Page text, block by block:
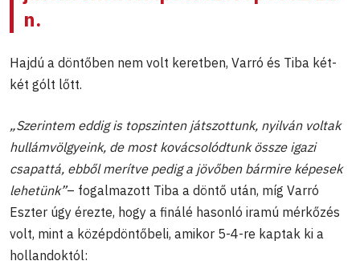
n.
Hajdú a döntőben nem volt keretben, Varró és Tiba két-
két gólt lőtt.
„Szerintem eddig is topszinten játszottunk, nyilván voltak
hullámvölgyeink, de most kovácsolódtunk össze igazi
csapattá, ebből merítve pedig a jövőben bármire képesek
lehetünk”– fogalmazott Tiba a döntő után, míg Varró
Eszter úgy érezte, hogy a finálé hasonló iramú mérkőzés
volt, mint a középdöntőbeli, amikor 5-4-re kaptak ki a
hollandoktól: